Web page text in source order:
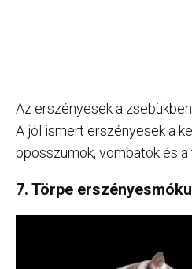
Az erszényesek a
A jól ismert erszényesek a
oposszumok, vombatok és
7. Törpe